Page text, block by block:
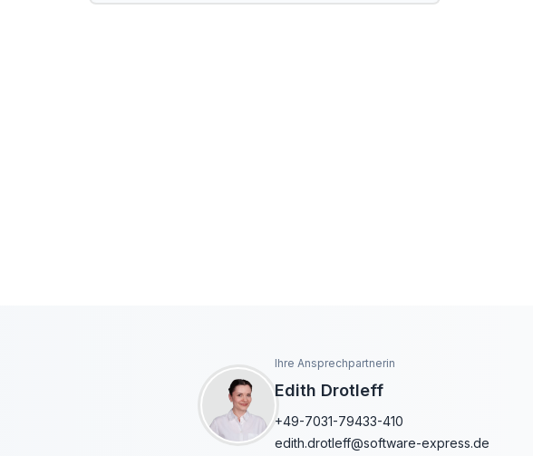
Ihre Ansprechpartnerin
Edith Drotleff
+49-7031-79433-410
edith.drotleff@software-express.de